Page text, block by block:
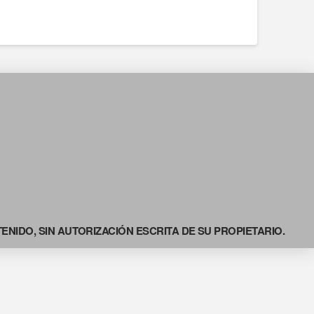
SIN AUTORIZACIÓN ESCRITA DE SU PROPIETARIO.